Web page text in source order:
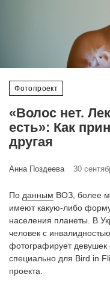
Фотопроект
«Волос нет.
есть»: Как
другая
Анна Поздеева 30
По данным ВОЗ, более
имеют какую-либо
населения планеты. В
человек с
фотографирует
специально для Bird in
проекта.